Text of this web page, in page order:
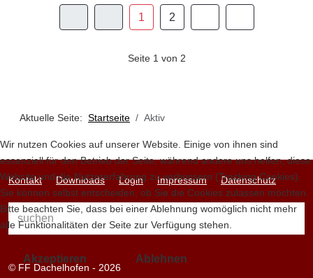
1 2
Seite 1 von 2
Aktuelle Seite: Startseite Aktiv
Kontakt Downloads Login Impressum Datenschutz
© FF Dachelhofen - 2026
Wir nutzen Cookies auf unserer Website. Einige von ihnen sind
essenziell für den Betrieb der Seite, während andere uns helfen, diese
Website und die Nutzererfahrung zu verbessern (Tracking Cookies).
Sie können selbst entscheiden, ob Sie die Cookies zulassen möchten.
Bitte beachten Sie, dass bei einer Ablehnung womöglich nicht mehr
alle Funktionalitäten der Seite zur Verfügung stehen.
Akzeptieren Ablehnen